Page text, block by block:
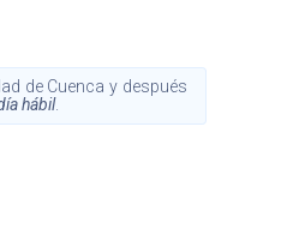
de Cuenca y después
hábil.